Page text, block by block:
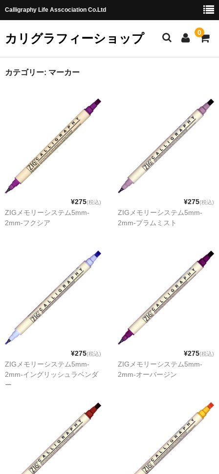
Calligraphy Life Asscociation Co.Ltd
カリグラフィーショップ 0
ホーム
カテゴリー: マーカー
¥275(税込)
ZIGメモリーシステム5mm-
2mm-フクシア
¥275(税込)
ZIGメモリーシステム5mm-
2mm-プラムミスト
¥275(税込)
ZIGメモリーシステム5mm-
2mm-イングリッシュラベンダ
ー
¥275(税込)
ZIGメモリーシステム5mm-
2mm-オーバージン